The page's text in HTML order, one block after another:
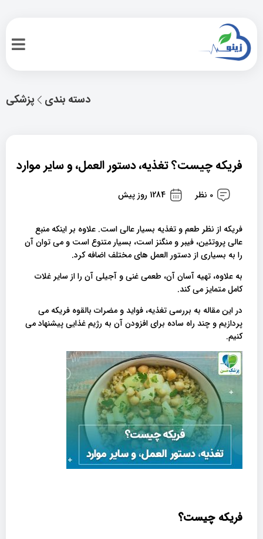
پزشکی دسته بندی
فریکه چیست؟ تغذیه، دستور العمل، و سایر موارد
0 نظر 1284 روز پیش
فریکه از نظر طعم و تغذیه بسیار عالی است. علاوه بر اینکه منبع
عالی پروتئین، فیبر و منگنز است، بسیار متنوع است و می توان آن
را به بسیاری از دستور العمل های مختلف اضافه کرد.
به علاوه، تهیه آسان آن، طعمی غنی و آجیلی آن را از سایر غلات
کامل متمایز می کند.
در این مقاله به بررسی تغذیه، فواید و مضرات بالقوه فریکه می
پردازیم و چند راه ساده برای افزودن آن به رژیم غذایی پیشنهاد می
کنیم.
فریکه چیست؟